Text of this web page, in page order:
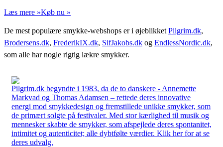
Læs mere »Køb nu »
De mest populære smykke-webshops er i øjeblikket Pilgrim.dk,
Brodersens.dk, FrederikIX.dk, SifJakobs.dk og EndlessNordic.dk,
som alle har nogle rigtig lækre smykker.
Pilgrim.dk begyndte i 1983, da de to danskere - Annemette
Markvad og Thomas Adamsen – rettede deres innovative
energi mod smykkedesign og fremstillede unikke smykker, som
de primært solgte på festivaler. Med stor kærlighed til musik og
mennesker skabte de smykker, som afspejlede deres spontanitet,
intimitet og autenticitet; alle dybtfølte værdier. Klik her for at se
deres udvalg.